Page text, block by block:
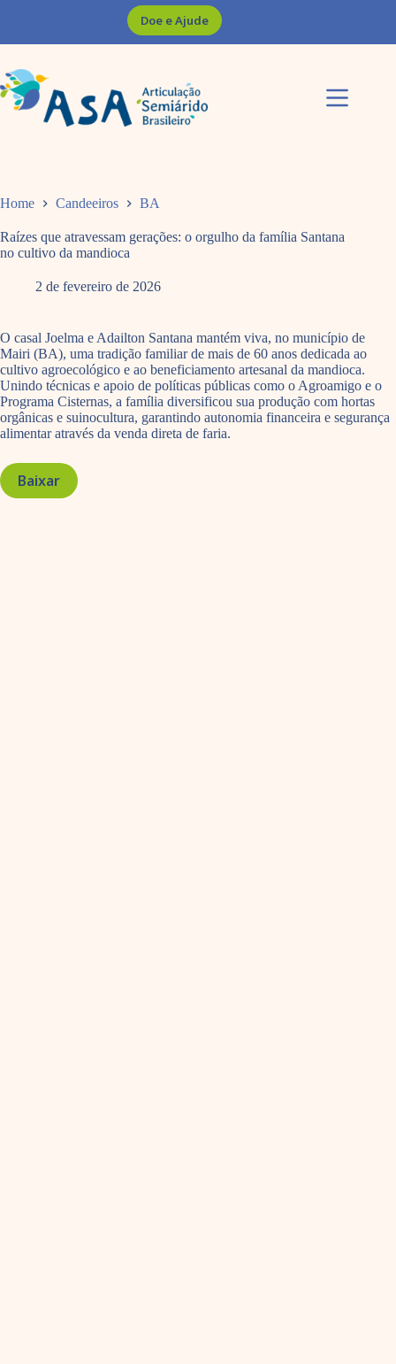
Doe e Ajude
Home Candeeiros BA
Raízes que atravessam gerações: o orgulho da família Santana
no cultivo da mandioca
2 de fevereiro de 2026
O casal Joelma e Adailton Santana mantém viva, no município de
Mairi (BA), uma tradição familiar de mais de 60 anos dedicada ao
cultivo agroecológico e ao beneficiamento artesanal da mandioca.
Unindo técnicas e apoio de políticas públicas como o Agroamigo e o
Programa Cisternas, a família diversificou sua produção com hortas
orgânicas e suinocultura, garantindo autonomia financeira e segurança
alimentar através da venda direta de faria.
Baixar